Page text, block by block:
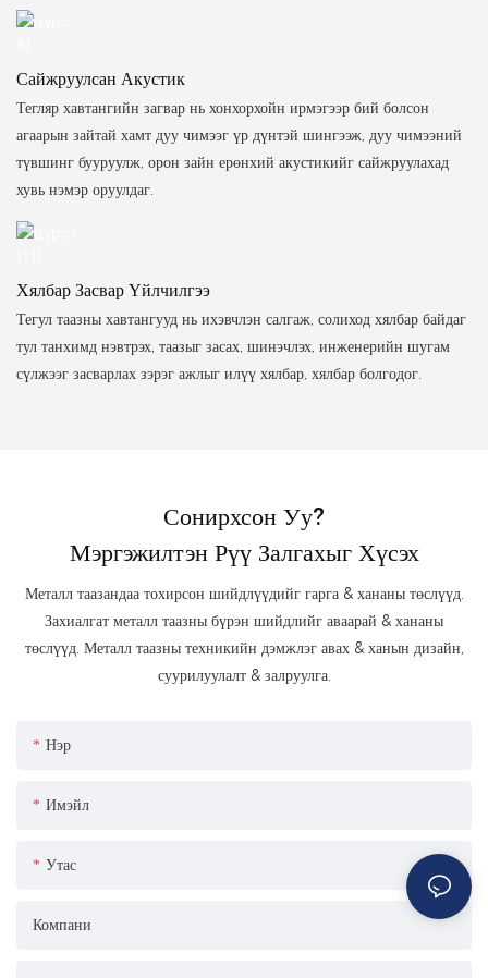
Сайжруулсан Акустик
Тегляр хавтангийн загвар нь хонхорхойн ирмэгээр бий болсон
агаарын зайтай хамт дуу чимээг үр дүнтэй шингээж, дуу чимээний
түвшинг бууруулж, орон зайн ерөнхий акустикийг сайжруулахад
хувь нэмэр оруулдаг.
Хялбар Засвар Үйлчилгээ
Тегул таазны хавтангууд нь ихэвчлэн салгаж, солиход хялбар байдаг
тул танхимд нэвтрэх, таазыг засах, шинэчлэх, инженерийн шугам
сүлжээг засварлах зэрэг ажлыг илүү хялбар, хялбар болгодог.
Сонирхсон Уу?
Мэргэжилтэн Рүү Залгахыг Хүсэх
Металл таазандаа тохирсон шийдлүүдийг гарга & хананы төслүүд.
Захиалгат металл таазны бүрэн шийдлийг аваарай & хананы
төслүүд. Металл таазны техникийн дэмжлэг авах & ханын дизайн,
суурилуулалт & залруулга.
Нэр
Имэйл
Утас
Компани